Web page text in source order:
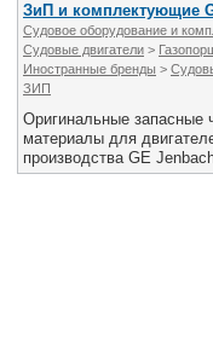
ЗиП и комплектующие
Судовое оборудование и
Судовые двигатели >
Иностранные бренды >
ЗИП
Оригинальные запасные
материалы для
производства GE